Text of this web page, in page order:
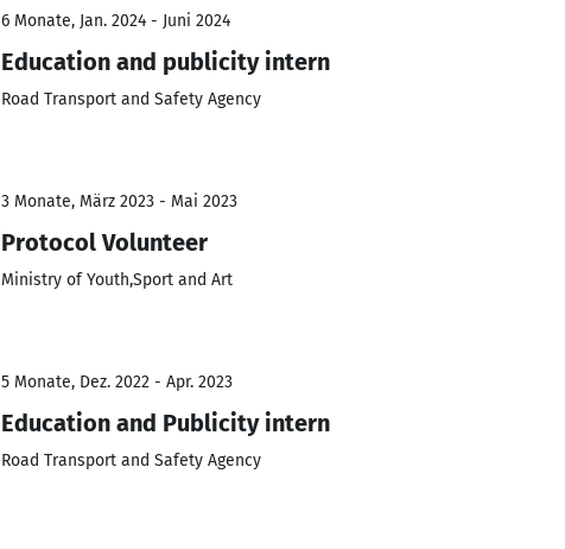
6 Monate, Jan. 2024 - Juni 2024
Education and publicity intern
Road Transport and Safety Agency
3 Monate, März 2023 - Mai 2023
Protocol Volunteer
Ministry of Youth,Sport and Art
5 Monate, Dez. 2022 - Apr. 2023
Education and Publicity intern
Road Transport and Safety Agency